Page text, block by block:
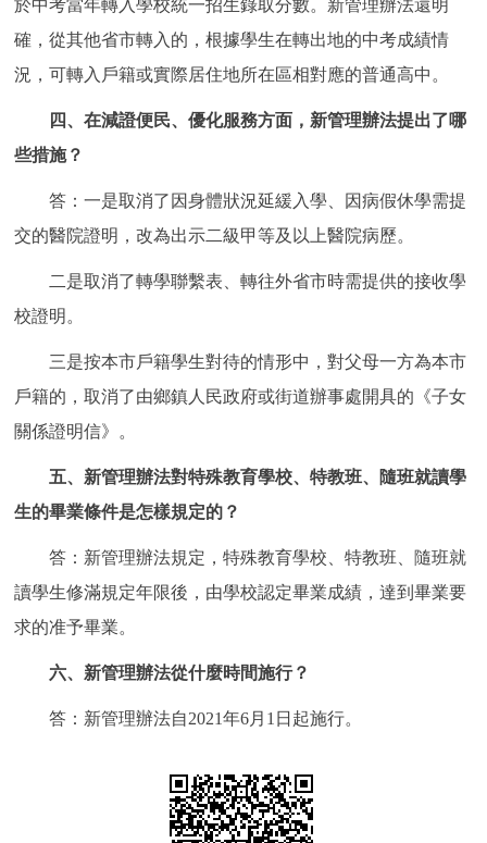
於中考當年轉入學校統一招生錄取分數。新管理辦法還明
確，從其他省市轉入的，根據學生在轉出地的中考成績情
況，可轉入戶籍或實際居住地所在區相對應的普通高中。
四、在減證便民、優化服務方面，新管理辦法提出了哪
些措施？
答：一是取消了因身體狀況延緩入學、因病假休學需提
交的醫院證明，改為出示二級甲等及以上醫院病歷。
二是取消了轉學聯繫表、轉往外省市時需提供的接收學
校證明。
三是按本市戶籍學生對待的情形中，對父母一方為本市
戶籍的，取消了由鄉鎮人民政府或街道辦事處開具的《子女
關係證明信》。
五、新管理辦法對特殊教育學校、特教班、隨班就讀學
生的畢業條件是怎樣規定的？
答：新管理辦法規定，特殊教育學校、特教班、隨班就
讀學生修滿規定年限後，由學校認定畢業成績，達到畢業要
求的准予畢業。
六、新管理辦法從什麼時間施行？
答：新管理辦法自2021年6月1日起施行。